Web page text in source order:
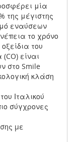
μία
της μέγιστης
εναύσεων
το χρόνο
του
είναι
στο Smile
κλάση
Ιταλικού
σύγχρονες
µε